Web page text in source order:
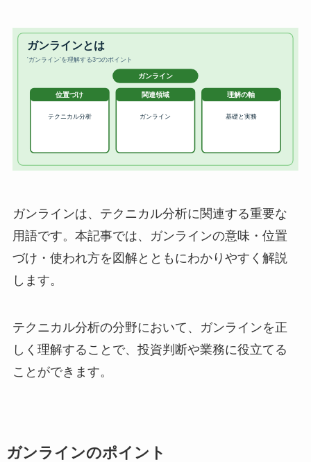
ガンラインは、テクニカル分析に関連する重要な
用語です。本記事では、ガンラインの意味・位置
づけ・使われ方を図解とともにわかりやすく解説
します。
テクニカル分析の分野において、ガンラインを正
しく理解することで、投資判断や業務に役立てる
ことができます。
ガンラインのポイント